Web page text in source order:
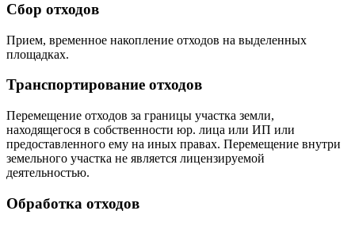
Сбор отходов
Прием, временное накопление отходов на выделенных
площадках.
Транспортирование отходов
Перемещение отходов за границы участка земли,
находящегося в собственности юр. лица или ИП или
предоставленного ему на иных правах. Перемещение внутри
земельного участка не является лицензируемой
деятельностью.
Обработка отходов